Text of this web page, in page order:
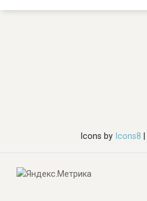
Icons byIcons8